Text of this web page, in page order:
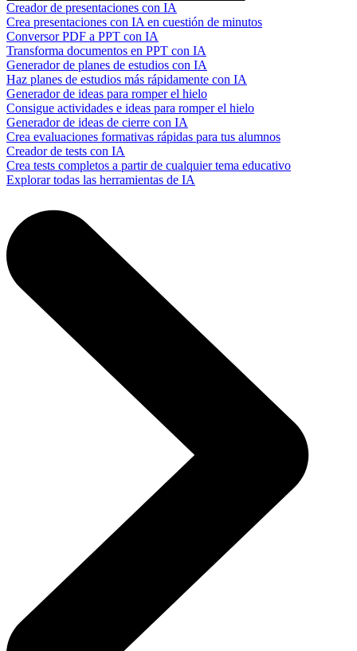
Creador de presentaciones con IA
Crea presentaciones con IA en cuestión de minutos
Conversor PDF a PPT con IA
Transforma documentos en PPT con IA
Generador de planes de estudios con IA
Haz planes de estudios más rápidamente con IA
Generador de ideas para romper el hielo
Consigue actividades e ideas para romper el hielo
Generador de ideas de cierre con IA
Crea evaluaciones formativas rápidas para tus alumnos
Creador de tests con IA
Crea tests completos a partir de cualquier tema educativo
Explorar todas las herramientas de IA